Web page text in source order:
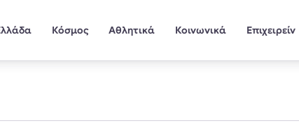
Κόσμος Αθλητικά Κοινωνικά Επιχειρείν